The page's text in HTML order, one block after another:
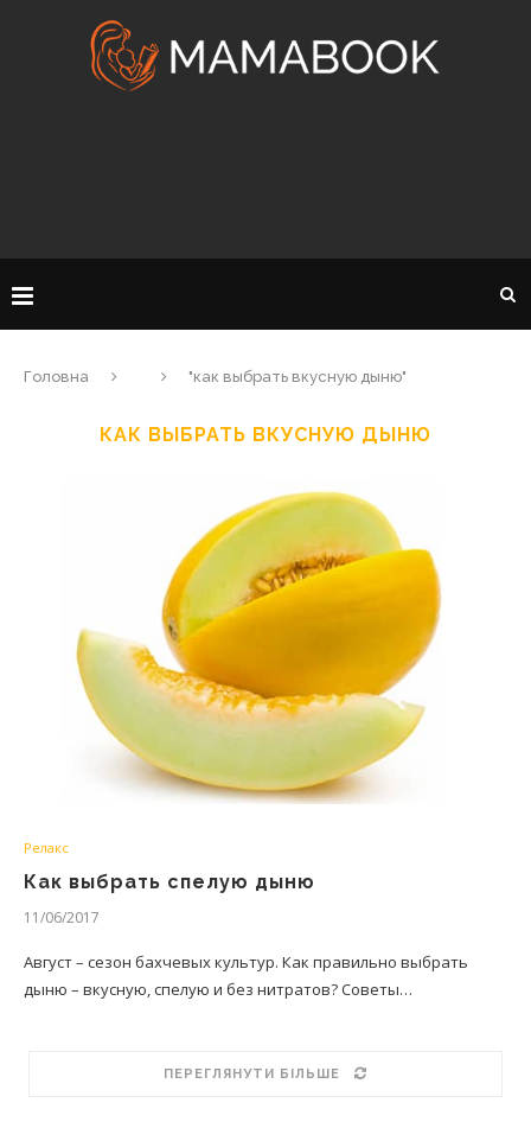
Головна "как выбрать вкусную дыню"
КАК ВЫБРАТЬ ВКУСНУЮ ДЫНЮ
Релакс
Как выбрать спелую дыню
11/06/2017
Август – сезон бахчевых культур. Как правильно выбрать
дыню – вкусную, спелую и без нитратов? Советы…
ПЕРЕГЛЯНУТИ БІЛЬШЕ